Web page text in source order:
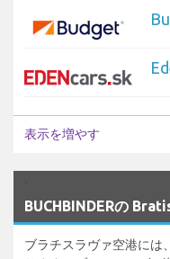
表示を増やす
BUCHBINDERの
ブラチスラヴァ空港には、